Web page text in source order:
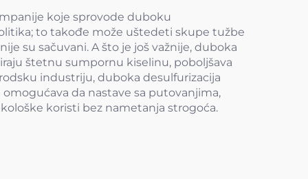
koje sprovode duboku
to takođe može uštedeti skupe tužbe
su sačuvani. A što je još važnije, duboka
štetnu sumpornu kiselinu, poboljšava
industriju, duboka desulfurizacija
da nastave sa putovanjima,
koristi bez nametanja strogoća.